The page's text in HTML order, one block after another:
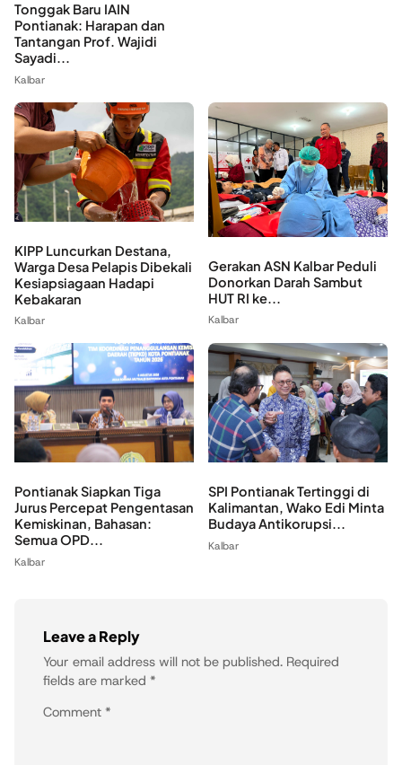
Tonggak Baru IAIN
Pontianak: Harapan dan
Tantangan Prof. Wajidi
Sayadi...
Kalbar
KIPP Luncurkan Destana,
Warga Desa Pelapis Dibekali
Kesiapsiagaan Hadapi
Kebakaran
Kalbar
Gerakan ASN Kalbar Peduli
Donorkan Darah Sambut
HUT RI ke...
Kalbar
Pontianak Siapkan Tiga
Jurus Percepat Pengentasan
Kemiskinan, Bahasan:
Semua OPD...
Kalbar
SPI Pontianak Tertinggi di
Kalimantan, Wako Edi Minta
Budaya Antikorupsi...
Kalbar
Leave a Reply
Your email address will not be published. Required
fields are marked *
Comment *